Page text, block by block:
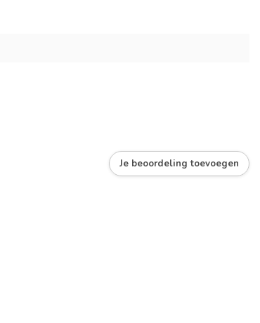
Je beoordeling toevoegen